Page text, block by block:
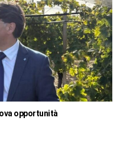
opportunità